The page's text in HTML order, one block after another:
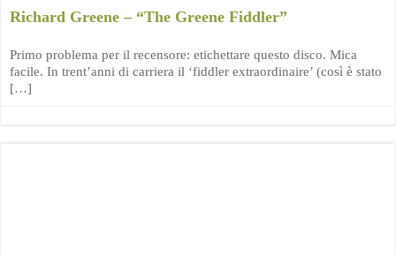
Richard Greene – “The Greene Fiddler”
Primo problema per il recensore: etichettare questo disco. Mica
facile. In trent’anni di carriera il ‘fiddler extraordinaire’ (così è stato
[…]